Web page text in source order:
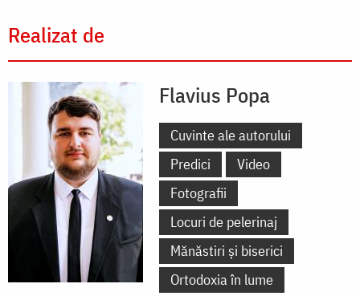
Realizat de
Flavius Popa
Cuvinte ale autorului
Predici
Video
Fotografii
Locuri de pelerinaj
Mănăstiri și biserici
Ortodoxia în lume